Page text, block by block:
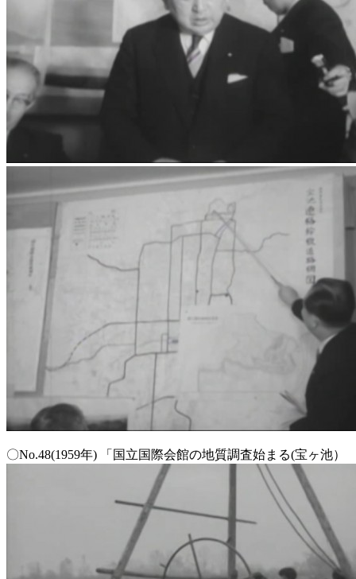
〇No.48(1959年) 「国立国際会館の地質調査始まる(宝ヶ池）